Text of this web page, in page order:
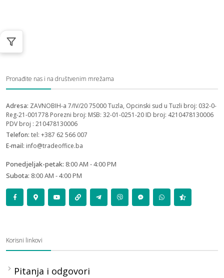
Pronađite nas i na društvenim mrežama
Adresa: ZAVNOBIH-a 7/IV/20 75000 Tuzla, Opcinski sud u Tuzli broj: 032-0-
Reg-21-001778 Porezni broj: MSB: 32-01-0251-20 ID broj: 4210478130006
PDV broj : 210478130006
Telefon: tel: +387 62 566 007
E-mail: info@tradeoffice.ba
Ponedjeljak-petak: 8:00 AM - 4:00 PM
Subota: 8:00 AM - 4:00 PM
Korisni linkovi
Pitanja i odgovori